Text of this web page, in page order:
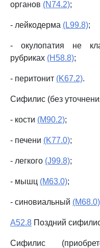
органов (N74.2);
- лейкодерма (L99.8);
- окулопатия не
рубриках (H58.8);
- перитонит (K67.2).
Сифилис (без
- кости (M90.2);
- печени (K77.0);
- легкого (J99.8);
- мышц (M63.0);
- синовиальный (M68.0)
A52.8 Поздний
Сифилис